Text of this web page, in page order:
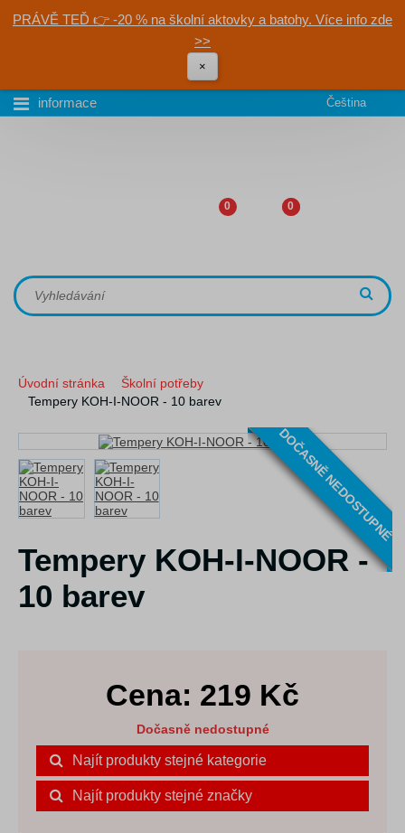
PRÁVĚ TEĎ 👉 -20 % na školní aktovky a batohy. Více info zde
>>
×
informace Čeština
0 0
Úvodní stránka
Školní potřeby
Tempery KOH-I-NOOR - 10 barev
DOČASNĚ NEDOSTUPNÉ
Tempery KOH-I-NOOR -
10 barev
Cena: 219 Kč
Dočasně nedostupné
Najít produkty stejné kategorie
Najít produkty stejné značky